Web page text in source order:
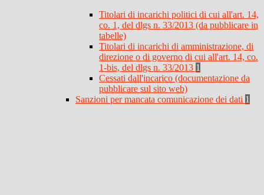
Titolari di incarichi politici di cui all'art. 14,
co. 1, del dlgs n. 33/2013 (da pubblicare in
tabelle)
Titolari di incarichi di amministrazione, di
direzione o di governo di cui all'art. 14, co.
1-bis, del dlgs n. 33/2013 1
Cessati dall'incarico (documentazione da
pubblicare sul sito web)
Sanzioni per mancata comunicazione dei dati 1